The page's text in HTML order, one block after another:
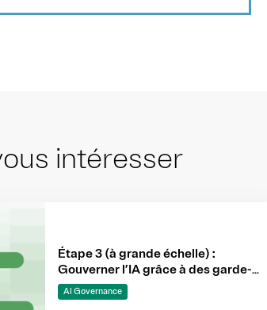
intéresser
Étape 3 (à grande échelle) :
Gouverner l’IA grâce à des garde-
fous, à la surveillance et à
l’automatisation des preuves
AI Governance